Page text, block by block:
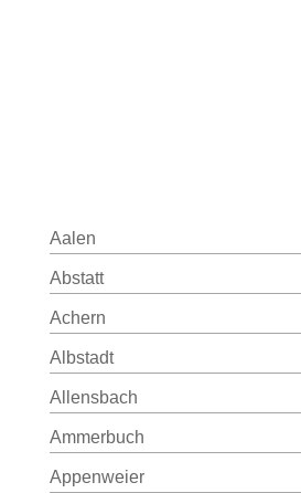
Aalen
Abstatt
Achern
Albstadt
Allensbach
Ammerbuch
Appenweier